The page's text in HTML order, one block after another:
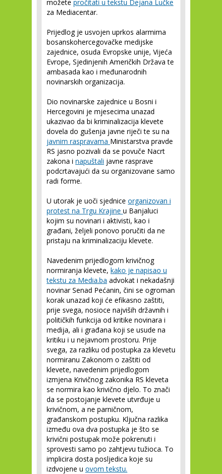
možete pročitati u tekstu Dejana Lučke
za Mediacentar.
Prijedlog je usvojen uprkos alarmima
bosanskohercegovačke medijske
zajednice, osuda Evropske unije, Vijeća
Evrope, Sjedinjenih Američkih Država te
ambasada kao i međunarodnih
novinarskih organizacija.
Dio novinarske zajednice u Bosni i
Hercegovini je mjesecima unazad
ukazivao da bi kriminalizacija klevete
dovela do gušenja javne riječi te su na
javnim raspravama Ministarstva pravde
RS jasno pozivali da se povuče Nacrt
zakona i napuštali javne rasprave
podcrtavajući da su organizovane samo
radi forme.
U utorak je uoči sjednice organizovan i
protest na Trgu Krajine u Banjaluci
kojim su novinari i aktivisti, kao i
građani, željeli ponovo poručiti da ne
pristaju na kriminalizaciju klevete.
Navedenim prijedlogom krivičnog
normiranja klevete, kako je napisao u
tekstu za Media.ba advokat i nekadašnji
novinar Senad Pećanin, čini se ogroman
korak unazad koji će efikasno zaštiti,
prije svega, nosioce najviših državnih i
političkih funkcija od kritike novinara i
medija, ali i građana koji se usude na
kritiku i u nejavnom prostoru. Prije
svega, za razliku od postupka za klevetu
normiranu Zakonom o zaštiti od
klevete, navedenim prijedlogom
izmjena Krivičnog zakonika RS kleveta
se normira kao krivično djelo. To znači
da se postojanje klevete utvrđuje u
krivičnom, a ne parničnom,
građanskom postupku. Ključna razlika
između ova dva postupka je što se
krivični postupak može pokrenuti i
sprovesti samo po zahtjevu tužioca. To
implicira dosta posljedica koje su
izdvojene u ovom tekstu.